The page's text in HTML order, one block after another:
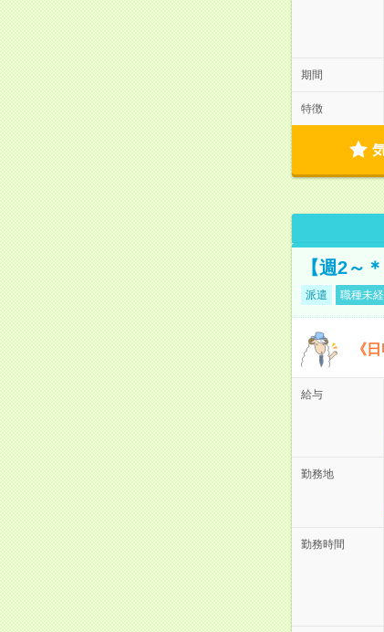
期間
特徴
【週2～
派遣 職種未
《
給与
勤務地
勤務時間